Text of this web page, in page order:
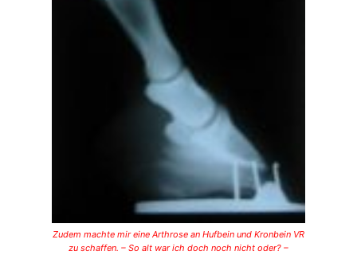
Zudem machte mir eine Arthrose an Hufbein und Kronbein VR
zu schaffen. – So alt war ich doch noch nicht oder? –